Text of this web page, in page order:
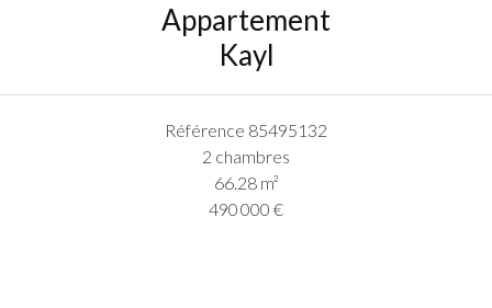
Appartement
Kayl
Référence 85495132
2 chambres
66.28m²
490 000 €